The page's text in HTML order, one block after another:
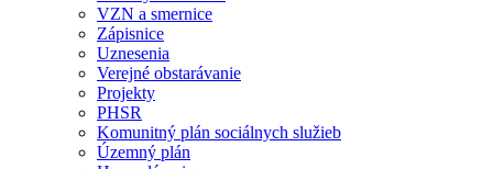
VZN a smernice
Zápisnice
Uznesenia
Verejné obstarávanie
Projekty
PHSR
Komunitný plán sociálnych služieb
Územný plán